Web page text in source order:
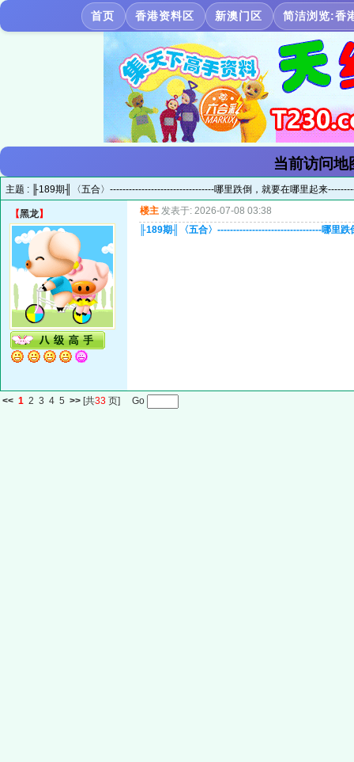
首页 香港资料区 新澳门区 简洁浏览:香
当前访问地
主题 : ╟189期╢〈五合〉---------------------------------哪里跌倒，就要在哪里起来
【黑龙】 楼主 发表于: 2026-07-08 03:38
╟189期╢〈五合〉---------------------------------哪里
<< 1 2 3 4 5 >> [共33 页] Go